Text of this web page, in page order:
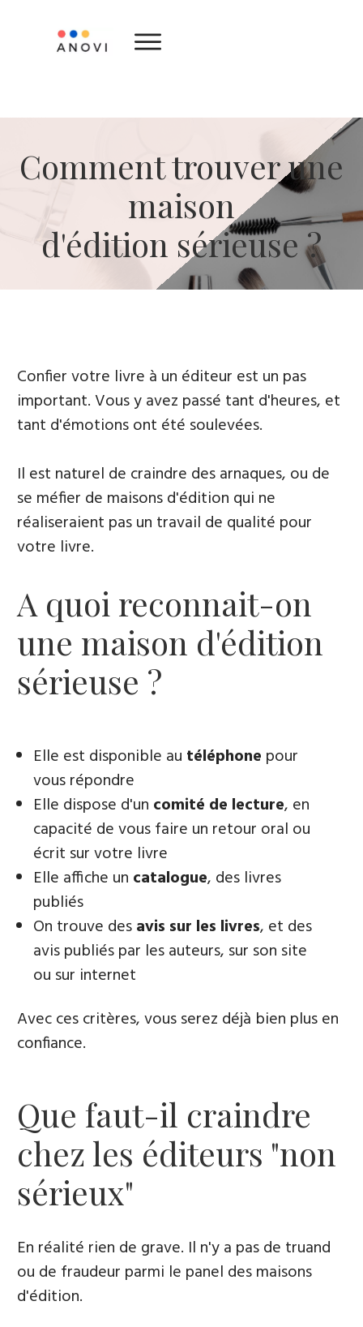
Comment trouver une
maison
d'édition sérieuse ?
Confier votre livre à un éditeur est un pas
important. Vous y avez passé tant d'heures, et
tant d'émotions ont été soulevées.
Il est naturel de craindre des arnaques, ou de
se méfier de maisons d'édition qui ne
réaliseraient pas un travail de qualité pour
votre livre.
A quoi reconnait-on
une maison d'édition
sérieuse ?
Elle est disponible au téléphone pour
vous répondre
Elle dispose d'un comité de lecture, en
capacité de vous faire un retour oral ou
écrit sur votre livre
Elle affiche un catalogue, des livres
publiés
On trouve desavis sur les livres, et des
avis publiés par les auteurs, sur son site
ou sur internet
Avec ces critères, vous serez déjà bien plus en
confiance.
Que faut-il craindre
chez les éditeurs "non
sérieux"
En réalité rien de grave. Il n'y a pas de truand
ou de fraudeur parmi le panel des maisons
d'édition.